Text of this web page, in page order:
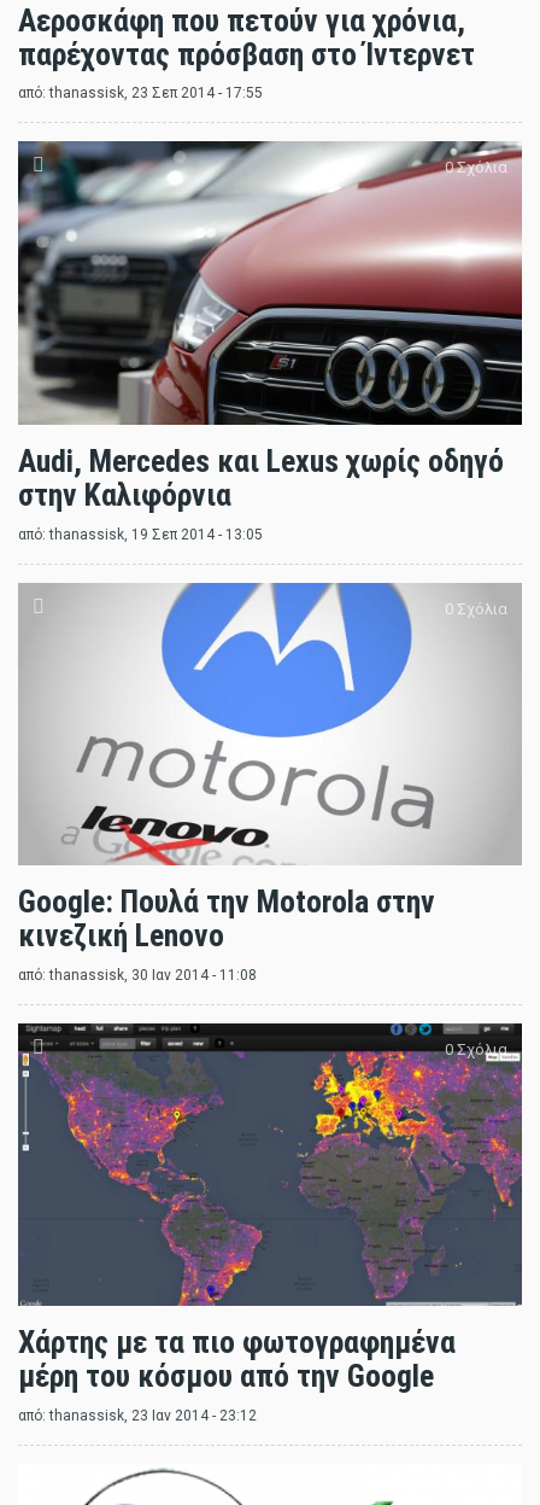
Αεροσκάφη που πετούν για χρόνια,
παρέχοντας πρόσβαση στο Ίντερνετ
από:thanassisk, 23 Σεπ 2014 - 17:55
0 Σχόλια
Audi, Mercedes και Lexus χωρίς οδηγό
στην Καλιφόρνια
από:thanassisk , 19 Σεπ 2014 - 13:05
0 Σχόλια
Google: Πουλά την Motorola στην
κινεζική Lenovo
από:thanassisk , 30 Ιαν 2014 - 11:08
0 Σχόλια
Χάρτης με τα πιο φωτογραφημένα
μέρη του κόσμου από την Google
από:thanassisk, 23 Ιαν 2014 - 23:12